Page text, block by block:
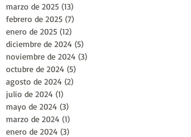
marzo de 2025 (13)
febrero de 2025 (7)
enero de 2025 (12)
diciembre de 2024 (5)
noviembre de 2024 (3)
octubre de 2024 (5)
agosto de 2024 (2)
julio de 2024 (1)
mayo de 2024 (3)
marzo de 2024 (1)
enero de 2024 (3)